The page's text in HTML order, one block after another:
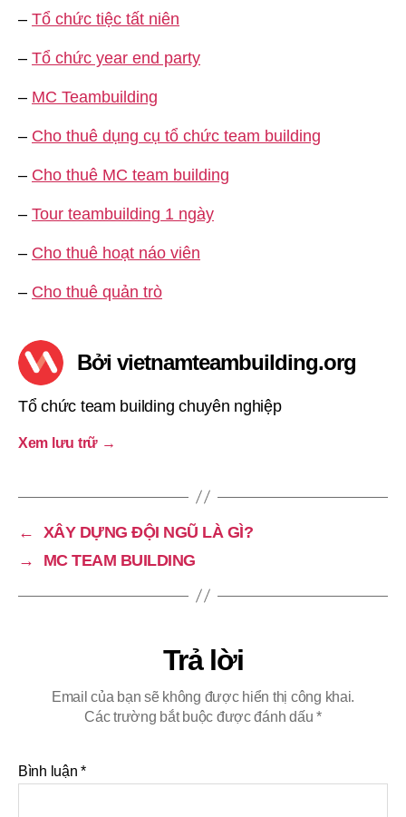
– Tổ chức tiệc tất niên
– Tổ chức year end party
– MC Teambuilding
– Cho thuê dụng cụ tổ chức team building
– Cho thuê MC team building
– Tour teambuilding 1 ngày
– Cho thuê hoạt náo viên
– Cho thuê quản trò
Bởi vietnamteambuilding.org
Tổ chức team building chuyên nghiệp
Xem lưu trữ →
←
XÂY DỰNG ĐỘI NGŨ LÀ GÌ?
→
MC TEAM BUILDING
Trả lời
Email của bạn sẽ không được hiển thị công khai.
Các trường bắt buộc được đánh dấu*
Bình luận*